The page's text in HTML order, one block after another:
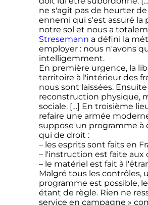
ne s'agit pas de heurter
ennemi qui s'est assuré la
notre sol et nous a
Stresemann a défini la
employer : nous n'avons
intelligemment.
En première urgence, la
territoire à l'intérieur des
nous sont laissées. Ensuite
reconstruction physique,
sociale. […] En troisième
refaire une armée
suppose un programme à
qui de droit :
– les esprits sont faits en
– l'instruction est faite aux
– le matériel est fait à
Malgré tous les contrôles,
programme est possible, le
étant de règle. Rien ne
service en campagne »